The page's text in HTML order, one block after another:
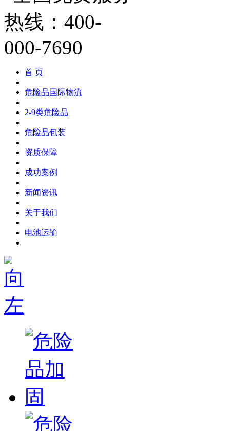
首 页
危险品国际物流
2-9类危险品
危险品包装
资质保障
成功案例
新闻资讯
关于我们
电池运输